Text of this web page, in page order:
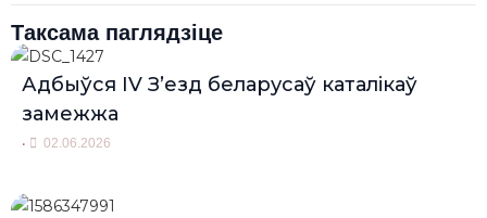
Таксама паглядзіце
Адбыўся IV З’езд беларусаў каталікаў
замежжа
• 02.06.2026